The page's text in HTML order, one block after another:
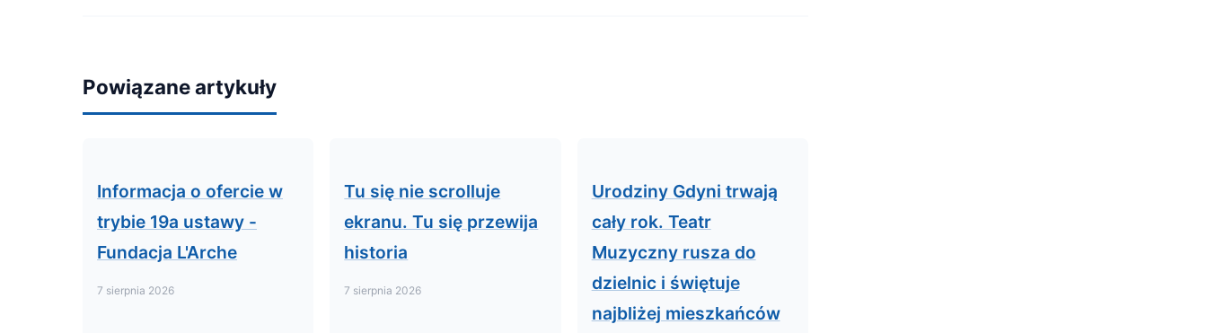
Powiązane artykuły
Informacja o ofercie w
trybie 19a ustawy -
Fundacja L'Arche
7 sierpnia 2026
Tu się nie scrolluje
ekranu. Tu się przewija
historia
7 sierpnia 2026
Urodziny Gdyni trwają
cały rok. Teatr
Muzyczny rusza do
dzielnic i świętuje
najbliżej mieszkańców